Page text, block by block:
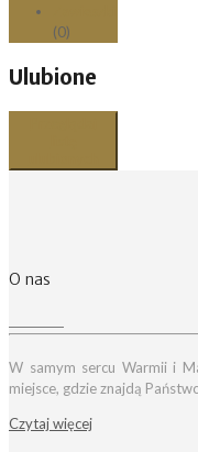
(0)
Ulubione
O nas
W samym sercu Warmii i
miejsce, gdzie znajdą
Czytaj więcej